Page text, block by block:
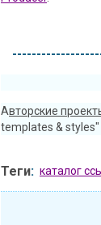
Авторские
templates & styles"
Теги: каталог